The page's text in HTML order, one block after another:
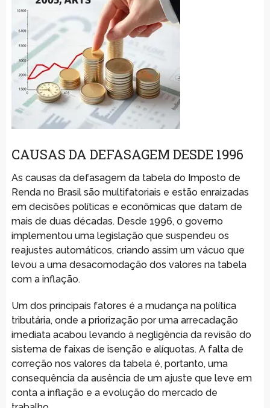
CAUSAS DA DEFASAGEM DESDE 1996
As causas da defasagem da tabela do Imposto de
Renda no Brasil são multifatoriais e estão enraizadas
em decisões políticas e econômicas que datam de
mais de duas décadas. Desde 1996, o governo
implementou uma legislação que suspendeu os
reajustes automáticos, criando assim um vácuo que
levou a uma desacomodação dos valores na tabela
com a inflação.
Um dos principais fatores é a mudança na política
tributária, onde a priorização por uma arrecadação
imediata acabou levando à negligência da revisão do
sistema de faixas de isenção e alíquotas. A falta de
correção nos valores da tabela é, portanto, uma
consequência da ausência de um ajuste que leve em
conta a inflação e a evolução do mercado de